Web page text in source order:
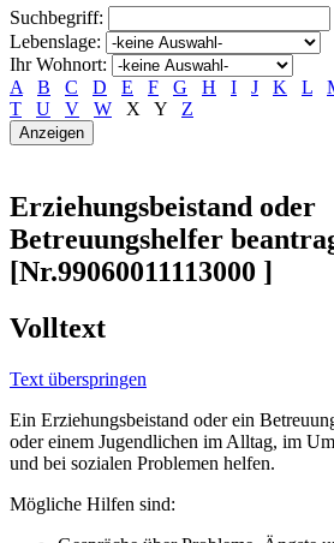
Suchbegriff:
Lebenslage:
Ihr Wohnort:
A
B C D E F G H I J K L
T
U V W X Y Z
Erziehungsbeistand oder
Betreuungshelfer
[Nr.99060011113000 ]
Volltext
Text überspringen
Ein Erziehungsbeistand oder ein
oder einem Jugendlichen im Alltag, im
und bei sozialen Problemen helfen.
Mögliche Hilfen sind: